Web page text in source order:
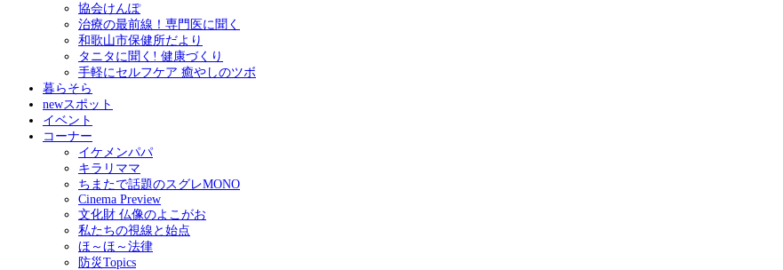
協会けんぽ
治療の最前線！専門医に聞く
和歌山市保健所だより
タニタに聞く! 健康づくり
手軽にセルフケア 癒やしのツボ
暮らそら
newスポット
イベント
コーナー
イケメンパパ
キラリママ
ちまたで話題のスグレMONO
Cinema Preview
文化財 仏像のよこがお
私たちの視線と始点
ほ～ほ～法律
防災Topics